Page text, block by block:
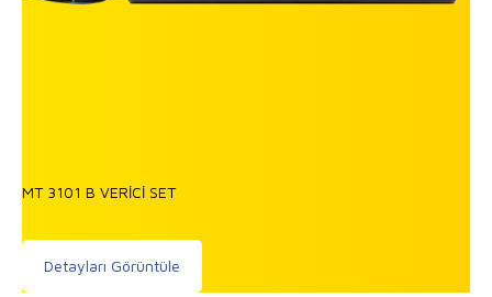
MT 3101 B VERİCİ SET
Detayları Görüntüle